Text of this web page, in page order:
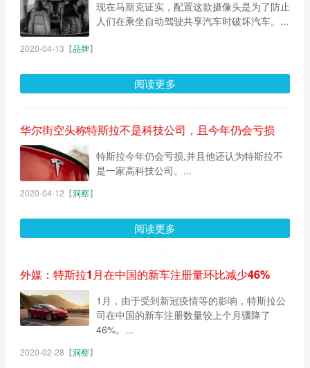
现在马斯克证实，配置这款摄像头是为了防止
人们在乘坐自动驾驶共享汽车时破坏汽车。...
2020-04-13 【品牌】
阅读更多
华尔街空头称特斯拉不是科技公司，且今年仍会亏损
特斯拉今年仍会亏损,并且他还认为特斯拉不
是一家高科技公司。...
2020-04-12 【洞察】
阅读更多
外媒：特斯拉1月在中国的新车注册量环比减少46%
1月，由于受到新冠疫情等的影响，特斯拉公
司在中国的新车注册数量较上个月骤降了
46%。...
2020-02-28 【洞察】